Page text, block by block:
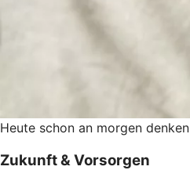
Heute schon an morgen denken
Zukunft & Vorsorgen